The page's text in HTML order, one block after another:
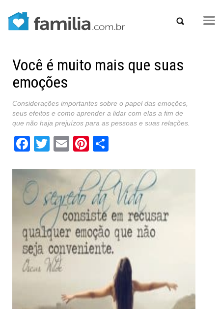
Você é muito mais que suas
emoções
Considerações importantes sobre o papel das emoções,
seus efeitos e como aprender a lidar com elas a fim de
que não haja prejuízos para as pessoas e suas relações.
Facebook
Twitter
EmailPinterest